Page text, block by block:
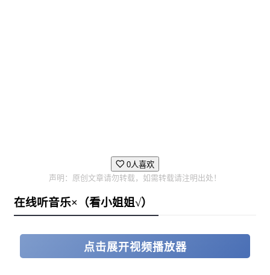
0人喜欢
声明：原创文章请勿转载，如需转载请注明出处！
在线听音乐×（看小姐姐√）
点击展开视频播放器